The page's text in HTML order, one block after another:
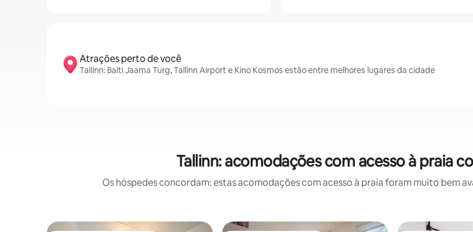
Atrações perto de você
Tallinn: Balti Jaama Turg, Tallinn Airport e Kino Kosmos estão entre melhores lugares da cidade
Tallinn: acomodações com acesso à praia
Os hóspedes concordam: estas acomodações com acesso à praia foram muito bem